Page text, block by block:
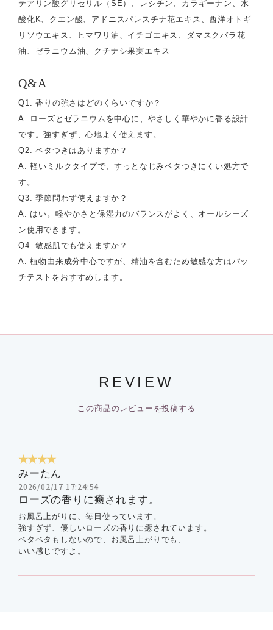
テアリン酸グリセリル（SE）、レシチン、カラギーナン、水
酸化K、クエン酸、アドニスパレスチナ花エキス、西洋オトギ
リソウエキス、ヒマワリ油、イチゴエキス、ダマスクバラ花
油、ゼラニウム油、クチナシ果実エキス
Q&A
Q1. 香りの強さはどのくらいですか？
A. ローズとゼラニウムを中心に、やさしく華やかに香る設計
です。強すぎず、心地よく使えます。
Q2. ベタつきはありますか？
A. 軽いミルクタイプで、すっとなじみベタつきにくい処方で
す。
Q3. 季節問わず使えますか？
A. はい。軽やかさと保湿力のバランスがよく、オールシーズ
ン使用できます。
Q4. 敏感肌でも使えますか？
A. 植物由来成分中心ですが、精油を含むため敏感な方はパッ
チテストをおすすめします。
REVIEW
この商品のレビューを投稿する
★★★★
みーたん
2026/02/17 17:24:54
ローズの香りに癒されます。
お風呂上がりに、毎日使っています。
強すぎず、優しいローズの香りに癒されています。
ベタベタもしないので、お風呂上がりでも、
いい感じですよ。